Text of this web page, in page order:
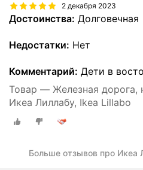
2 декабря 2023
Достоинства: Долговечная
Недостатки: Нет
Комментарий: Дети в
Товар — Железная дорога,
Икеа Лиллабу, Ikea Lillabo
Больше отзывов про Икеа